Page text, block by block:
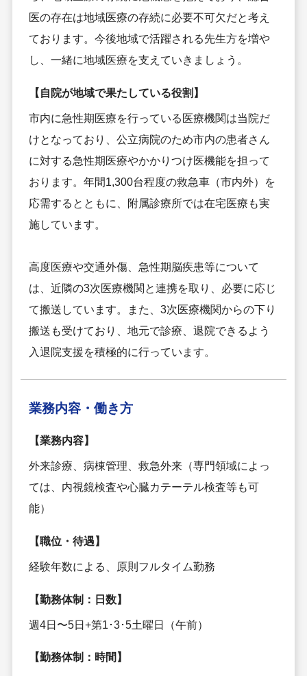
医の存在は地域医療の存続に必要不可欠だと考え
ております。今後地域で活躍される先生方を増や
し、一緒に地域医療を支えていきましょう。
【自院が地域で果たしている役割】
市内に急性期医療を行っている医療機関は当院だ
けとなっており、公立病院のため市内の患者さん
に対する急性期医療やかかりつけ医機能を担って
おります。年間1,300台程度の救急車（市内外）を
応需するとともに、附属診療所では在宅医療も実
施しています。
高度医療や交通外傷、急性期脳疾患等について
は、近隣の3次医療機関と連携を取り、必要に応じ
て搬送しています。また、3次医療機関からの下り
搬送も受けており、地元で診療、退院できるよう
入退院支援を積極的に行っています。
業務内容・ 働き方
【業務内容】
外来診療、病棟管理、救急外来（専門領域によっ
ては、内視鏡検査や心臓カテーテル検査等も可
能）
【職位・待遇】
経験年数による、原則フルタイム勤務
【勤務体制：日数】
週4日〜5日+第1･3･5土曜日（午前）
【勤務体制：時間】